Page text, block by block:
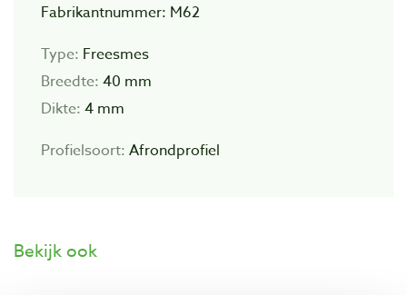
Fabrikantnummer: M62
Type: Freesmes
Breedte: 40 mm
Dikte: 4 mm
Profielsoort: Afrondprofiel
Bekijk ook